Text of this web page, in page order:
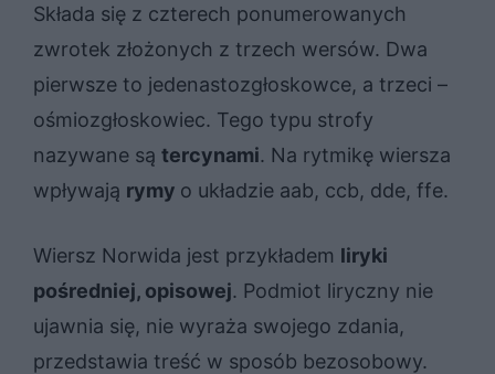
Składa się z czterech ponumerowanych
zwrotek złożonych z trzech wersów. Dwa
pierwsze to jedenastozgłoskowce, a trzeci –
ośmiozgłoskowiec. Tego typu strofy
nazywane są tercynami. Na rytmikę wiersza
wpływają rymy o układzie aab, ccb, dde, ffe.
Wiersz Norwida jest przykładem liryki
pośredniej, opisowej. Podmiot liryczny nie
ujawnia się, nie wyraża swojego zdania,
przedstawia treść w sposób bezosobowy.